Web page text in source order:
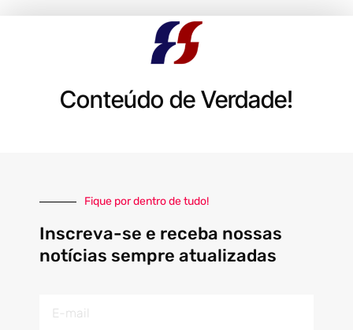
Conteúdo de Verdade!
Fique por dentro de tudo!
Inscreva-se e receba nossas
notícias sempre atualizadas